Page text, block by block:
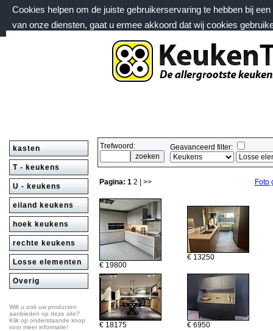
Cookies helpen om de juiste gebruikerservaring te hebben bij
van onze diensten, gaat u ermee akkoord dat wij cookies
vrijdag 7 augustus 2026, 19:51 uur
Welkom bij keukentrack.nl
kasten
T - keukens
U - keukens
eiland keukens
hoek keukens
rechte keukens
Losse elementen
Overig
Wilt u ook uw producten
aanbieden op deze site?
Klik op onderstaande knop
voor meer informatie!
Trefwoord: Geavanceerd filter:
Pagina: 1 2 | >> Foto
€ 19800
€ 13250
€ 18175 € 6950